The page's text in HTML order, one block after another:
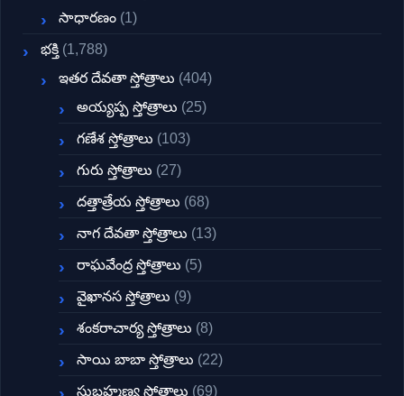
సాధారణం (1)
భక్తి (1,788)
ఇతర దేవతా స్తోత్రాలు (404)
అయ్యప్ప స్తోత్రాలు (25)
గణేశ స్తోత్రాలు (103)
గురు స్తోత్రాలు (27)
దత్తాత్రేయ స్తోత్రాలు (68)
నాగ దేవతా స్తోత్రాలు (13)
రాఘవేంద్ర స్తోత్రాలు (5)
వైఖానస స్తోత్రాలు (9)
శంకరాచార్య స్తోత్రాలు (8)
సాయి బాబా స్తోత్రాలు (22)
సుబ్రహ్మణ్య స్తోత్రాలు (69)